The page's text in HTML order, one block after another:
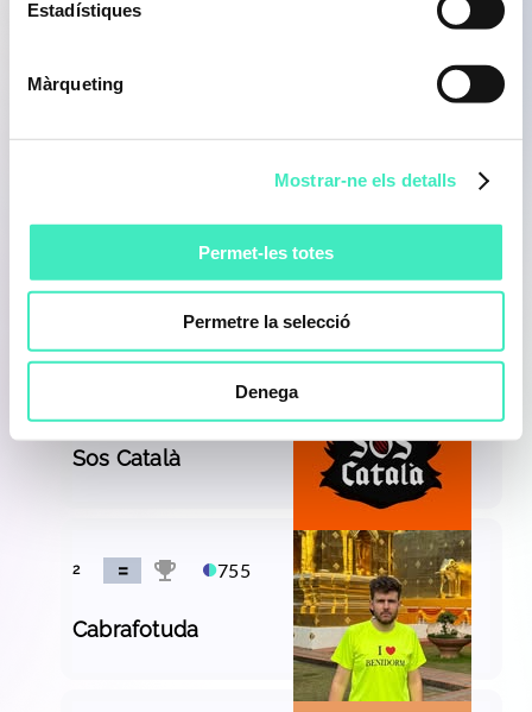
Estadístiques
Màrqueting
Mostrar-ne els detalls
Permet-les totes
Permetre la selecció
Denega
106.448
Comentaris
236
Els més rellevants de l'últim mes
Llengua i cultura
catalana
1000
Sos Català
2 755
Cabrafotuda